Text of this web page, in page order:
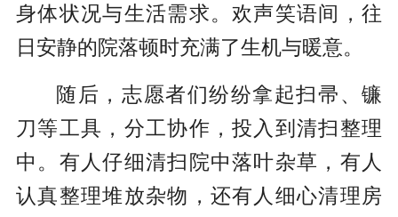
身体状况与生活需求。欢声笑语间，往
日安静的院落顿时充满了生机与暖意。
随后，志愿者们纷纷拿起扫帚、镰
刀等工具，分工协作，投入到清扫整理
中。有人仔细清扫院中落叶杂草，有人
认真整理堆放杂物，还有人细心清理房